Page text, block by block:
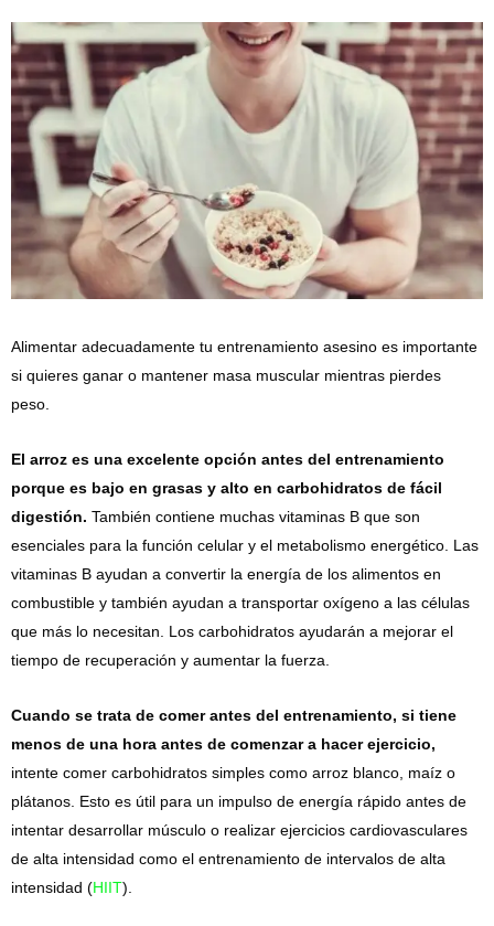
Alimentar adecuadamente tu entrenamiento asesino es importante
si quieres ganar o mantener masa muscular mientras pierdes
peso.
El arroz es una excelente opción antes del entrenamiento
porque es bajo en grasas y alto en carbohidratos de fácil
digestión. También contiene muchas vitaminas B que son
esenciales para la función celular y el metabolismo energético. Las
vitaminas B ayudan a convertir la energía de los alimentos en
combustible y también ayudan a transportar oxígeno a las células
que más lo necesitan. Los carbohidratos ayudarán a mejorar el
tiempo de recuperación y aumentar la fuerza.
Cuando se trata de comer antes del entrenamiento, si tiene
menos de una hora antes de comenzar a hacer ejercicio,
intente comer carbohidratos simples como arroz blanco, maíz o
plátanos. Esto es útil para un impulso de energía rápido antes de
intentar desarrollar músculo o realizar ejercicios cardiovasculares
de alta intensidad como el entrenamiento de intervalos de alta
intensidad (HIIT).